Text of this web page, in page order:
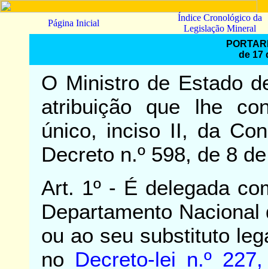
Página Inicial
Índice Cronológico da
Legislação Mineral
de 17
O Ministro de Estado
atribuição que lhe
único, inciso II, da
Decreto n.º 598, de 8
Art. 1º - É delegada
Departamento
ou ao seu substituto
no Decreto-lei n.º